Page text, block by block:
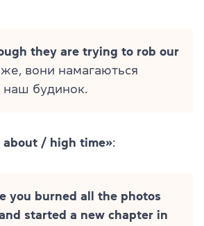
they are trying to rob our
вони намагаються
наш будинок.
about / high time»:
you burned all the photos
started a new chapter in